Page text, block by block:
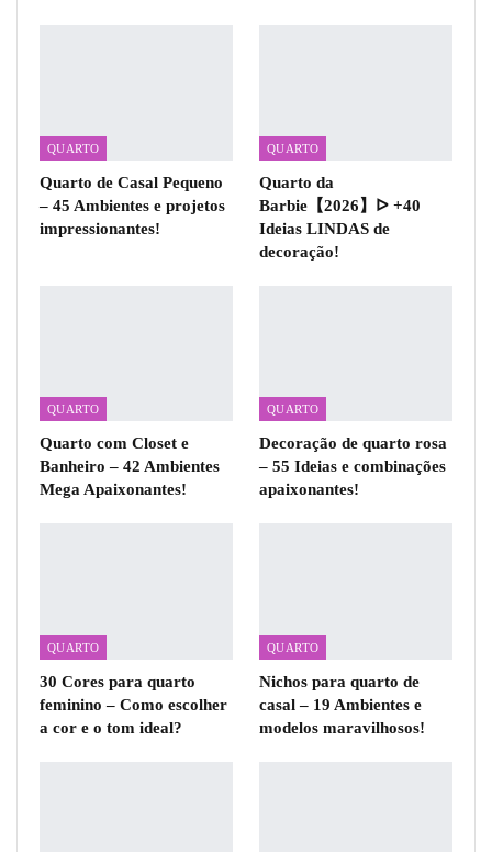
QUARTO
Quarto de Casal Pequeno
– 45 Ambientes e projetos
impressionantes!
QUARTO
Quarto da
Barbie【2026】ᐅ +40
Ideias LINDAS de
decoração!
QUARTO
Quarto com Closet e
Banheiro – 42 Ambientes
Mega Apaixonantes!
QUARTO
Decoração de quarto rosa
– 55 Ideias e combinações
apaixonantes!
QUARTO
30 Cores para quarto
feminino – Como escolher
a cor e o tom ideal?
QUARTO
Nichos para quarto de
casal – 19 Ambientes e
modelos maravilhosos!